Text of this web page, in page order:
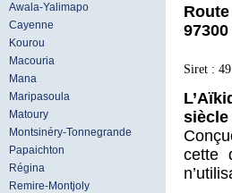
Awala-Yalimapo
Cayenne
Kourou
Macouria
Mana
Maripasoula
Matoury
Montsinéry-Tonnegrande
Papaichton
Régina
Remire-Montjoly
Siret :
siècle
cette